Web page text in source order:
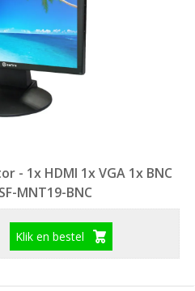
- 1x HDMI 1x VGA 1x BNC
MNT19-BNC
Klik en bestel